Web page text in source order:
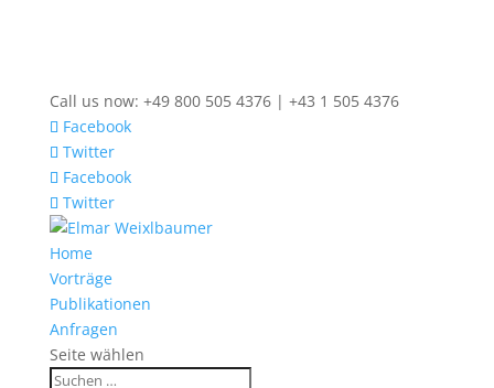
Call us now: +49 800 505 4376 | +43 1 505 4376
Facebook
Twitter
Facebook
Twitter
Home
Vorträge
Publikationen
Anfragen
Seite wählen